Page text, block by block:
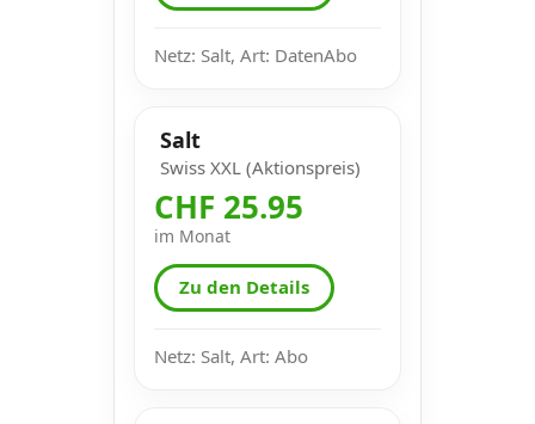
Netz: Salt, Art: DatenAbo
Salt
Swiss XXL (Aktionspreis)
CHF 25.95
im Monat
Zu den Details
Netz: Salt, Art: Abo